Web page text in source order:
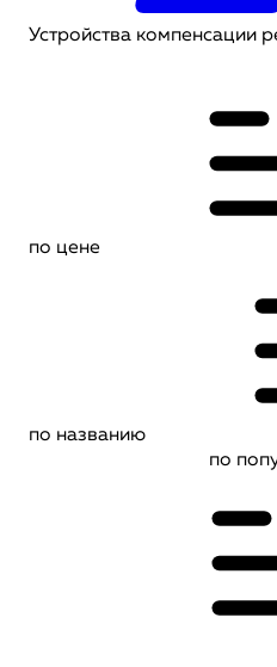
Устройства компенсации
по цене
по названию
по